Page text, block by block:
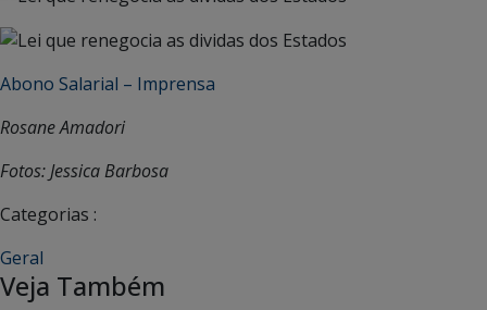
Abono Salarial – Imprensa
Rosane Amadori
Fotos: Jessica Barbosa
Categorias :
Geral
Veja Também